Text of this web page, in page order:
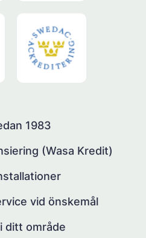
1983
(Wasa Kredit)
vid önskemål
ditt område